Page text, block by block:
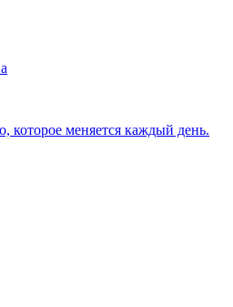
которое меняется каждый день.